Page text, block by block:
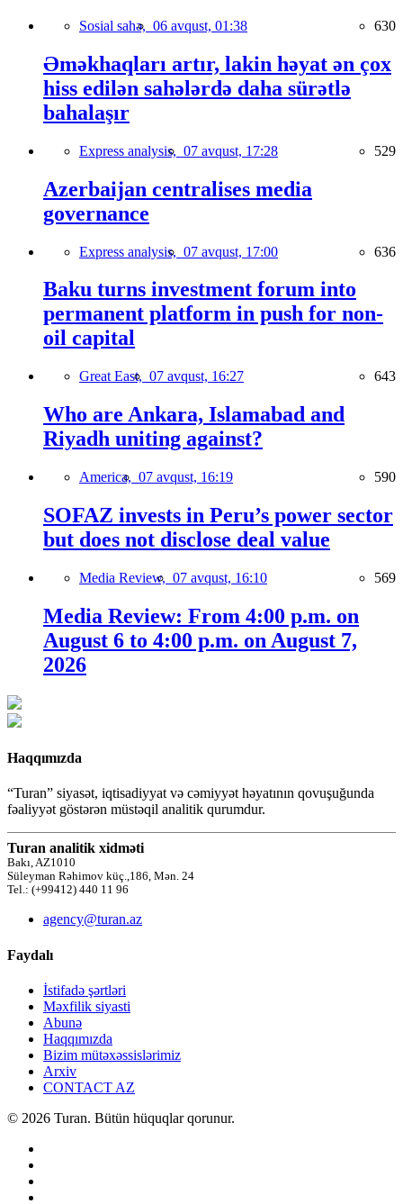
Sosial sahə, 06 avqust, 01:38 630
Əməkhaqları artır, lakin həyat ən çox
hiss edilən sahələrdə daha sürətlə
bahalaşır
Express analysis, 07 avqust, 17:28 529
Azerbaijan centralises media
governance
Express analysis, 07 avqust, 17:00 636
Baku turns investment forum into
permanent platform in push for non-
oil capital
Great East, 07 avqust, 16:27 643
Who are Ankara, Islamabad and
Riyadh uniting against?
America, 07 avqust, 16:19 590
SOFAZ invests in Peru’s power sector
but does not disclose deal value
Media Review, 07 avqust, 16:10 569
Media Review: From 4:00 p.m. on
August 6 to 4:00 p.m. on August 7,
2026
Haqqımızda
“Turan” siyasət, iqtisadiyyat və cəmiyyət həyatının qovuşuğunda
fəaliyyət göstərən müstəqil analitik qurumdur.
Turan analitik xidməti
Bakı, AZ1010
Süleyman Rəhimov küç.,186, Mən. 24
Tel.: (+99412) 440 11 96
agency@turan.az
Faydalı
İstifadə şərtləri
Məxfilik siyasti
Abunə
Haqqımızda
Bizim mütəxəssislərimiz
Arxiv
CONTACT AZ
© 2026 Turan. Bütün hüquqlar qorunur.